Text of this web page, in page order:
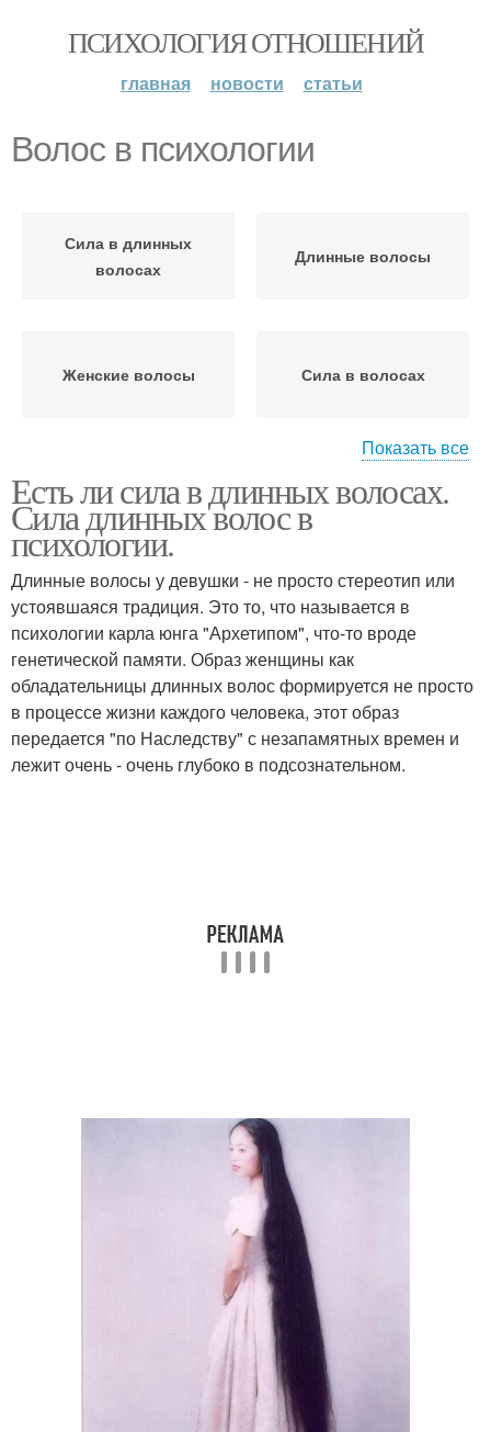
ПСИХОЛОГИЯ ОТНОШЕНИЙ
главная новости статьи
Волос в психологии
Сила в длинных
волосах
Длинные волосы
Женские волосы Сила в волосах
Человеческие волосы
психологии
Показать все
Есть ли сила в длинных волосах.
Сила длинных волос в
психологии.
Длинные волосы у девушки - не просто стереотип или
устоявшаяся традиция. Это то, что называется в
психологии карла юнга "Архетипом", что-то вроде
генетической памяти. Образ женщины как
обладательницы длинных волос формируется не просто
в процессе жизни каждого человека, этот образ
передается "по Наследству" с незапамятных времен и
лежит очень - очень глубоко в подсознательном.